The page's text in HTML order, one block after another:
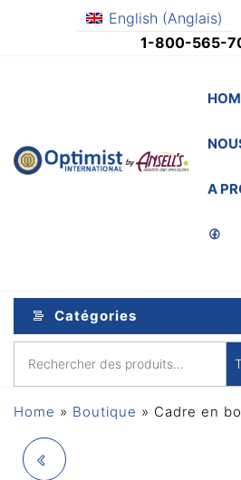
English (Anglais)
1-800-565-
by
A
Catégories
Home » Boutique » Cadre en